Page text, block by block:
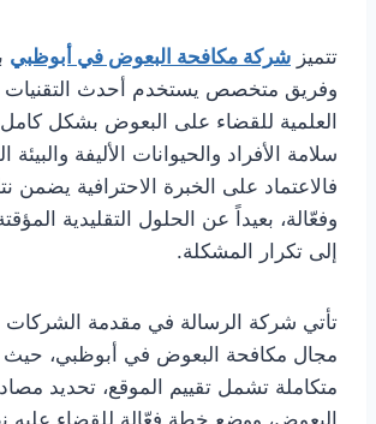
تتميز شركة مكافحة البعوض في أبوظبي
وفريق متخصص يستخدم أحدث التقنيات
العلمية للقضاء على البعوض بشكل
سلامة الأفراد والحيوانات الأليفة والبيئة
فالاعتماد على الخبرة الاحترافية يضمن
وفعّالة، بعيداً عن الحلول التقليدية
إلى تكرار المشكلة.
تأتي شركة الرسالة في مقدمة الشركات
مجال مكافحة البعوض في أبوظبي،
متكاملة تشمل تقييم الموقع، تحديد